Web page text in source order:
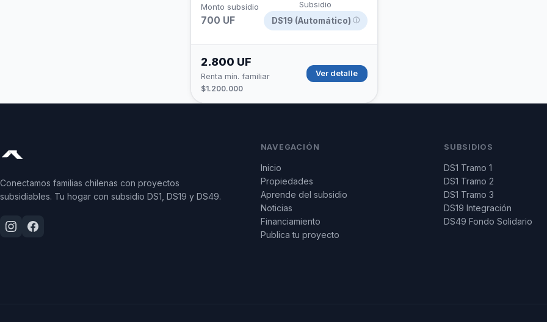
Monto subsidio
700 UF
Subsidio
DS19 (Automático) ⓘ
2.800 UF
Renta mín. familiar
$1.200.000
Ver detalle
Conectamos familias chilenas con proyectos
subsidiables. Tu hogar con subsidio DS1, DS19 y DS49.
NAVEGACIÓN
Inicio
Propiedades
Aprende del subsidio
Noticias
Financiamiento
Publica tu proyecto
SUBSIDIOS
DS1 Tramo 1
DS1 Tramo 2
DS1 Tramo 3
DS19 Integración
DS49 Fondo Solidario